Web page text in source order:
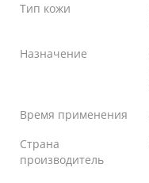
Тип кожи
Назначение
Время применения
Страна
производитель